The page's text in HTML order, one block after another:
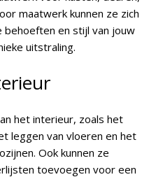
maatwerk kunnen ze zich
behoeften en stijl van jouw
uitstraling.
het interieur, zoals het
leggen van vloeren en het
Ook kunnen ze
toevoegen voor een